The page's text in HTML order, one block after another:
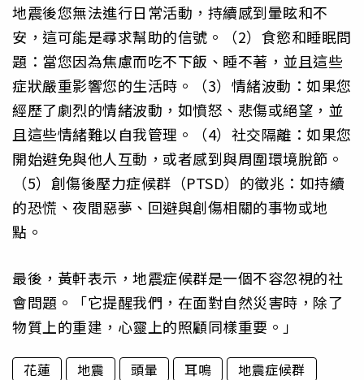
地震後您無法進行日常活動，持續感到暈眩和不
安，這可能是尋求幫助的信號。（2）食慾和睡眠問
題：當您因為焦慮而吃不下飯、睡不著，並且這些
症狀嚴重影響您的生活時。（3）情緒波動：如果您
經歷了劇烈的情緒波動，如憤怒、悲傷或絕望，並
且這些情緒難以自我管理。（4）社交隔離：如果您
開始避免與他人互動，或者感到與周圍環境脫節。
（5）創傷後壓力症候群（PTSD）的徵兆：如持續
的恐慌、夜間惡夢、回避與創傷相關的事物或地
點。
最後，黃軒表示，地震症候群是一個不容忽視的社
會問題。「它提醒我們，在面對自然災害時，除了
物質上的重建，心靈上的照顧同樣重要。」
花蓮 地震 頭暈 耳鳴
地震症候群